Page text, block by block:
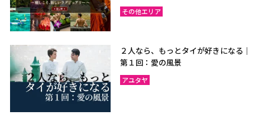
その他エリア
２人なら、もっとタイが好きになる｜
第１回：愛の風景
アユタヤ